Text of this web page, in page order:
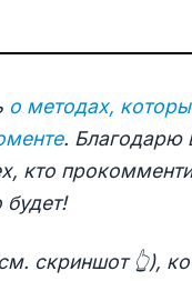
о методах,
. Благодарю
кто
скриншот 👆),